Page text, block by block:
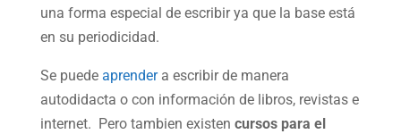
una forma especial de escribir ya que la base está
en su periodicidad.
Se puede aprendera escribir de manera
autodidacta o con información de libros, revistas e
internet. Pero tambien existen cursos para el